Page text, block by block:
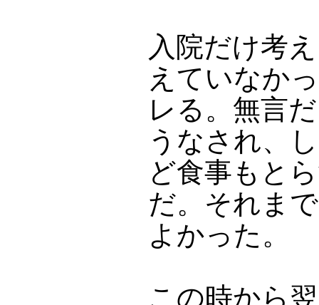
入院だけ考
えていなか
レる。無言
うなされ、
ど食事もと
だ。それま
よかった。
この時から